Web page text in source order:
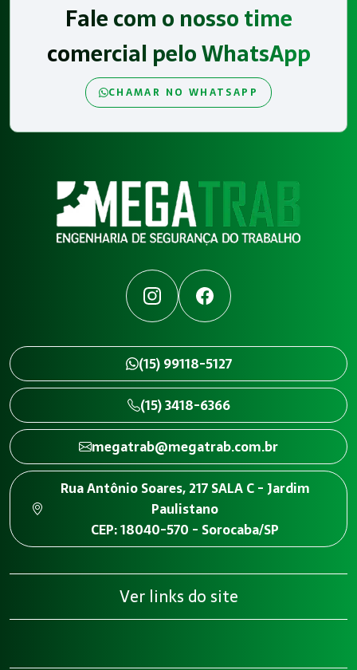
Fale com o nosso time
comercial pelo WhatsApp
CHAMAR NO WHATSAPP
InstagramFacebook
(15) 99118-5127
(15) 3418-6366
megatrab@megatrab.com.br
Rua Antônio Soares, 217 SALA C - Jardim
Paulistano
CEP: 18040-570 - Sorocaba/SP
Ver links do site